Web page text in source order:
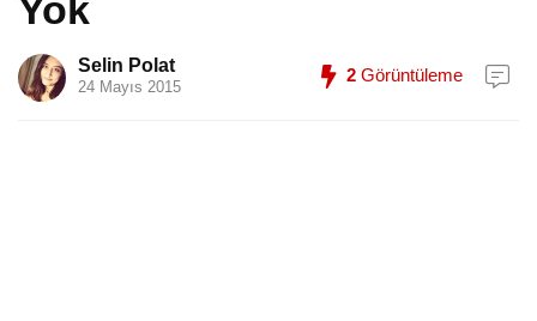
Yok
Selin Polat
24 Mayıs 2015
2 Görüntüleme